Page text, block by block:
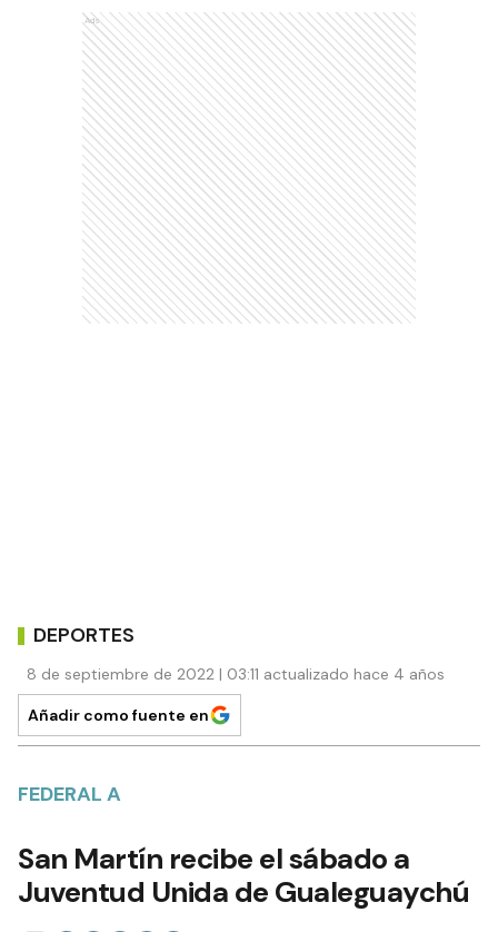
Ads
8 de septiembre de 2022 | 03:11 actualizado hace 4 años
Añadir como fuente en
San Martín recibe el sábado a
Juventud Unida de Gualeguaychú